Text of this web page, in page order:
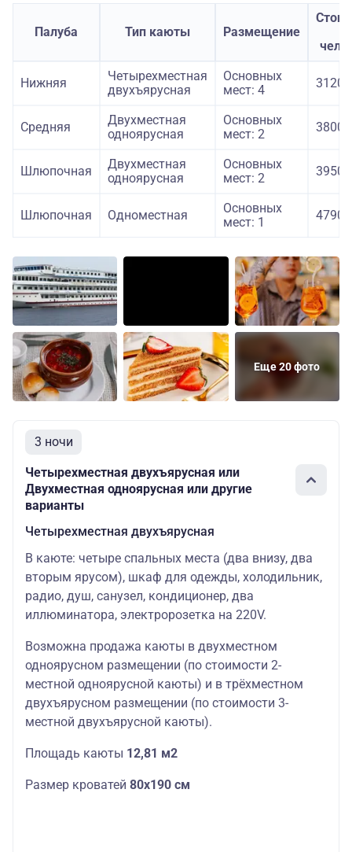
Палуба Тип каюты Размещение
Нижняя
Четырехместная
двухъярусная
Основных
мест: 4
Средняя
Двухместная
одноярусная
Основных
мест: 2
Шлюпочная
Двухместная
одноярусная
Основных
мест: 2
Шлюпочная Одноместная
Основных
мест: 1
Еще 20 фото
3 ночи
Четырехместная двухъярусная или
Двухместная одноярусная или другие
варианты
Четырехместная двухъярусная
В каюте: четыре спальных места (два внизу, два
вторым ярусом), шкаф для одежды, холодильник,
радио, душ, санузел, кондиционер, два
иллюминатора, электророзетка на 220V.
Возможна продажа каюты в двухместном
одноярусном размещении (по стоимости 2-
местной одноярусной каюты) и в трёхместном
двухъярусном размещении (по стоимости 3-
местной двухъярусной каюты).
Площадь каюты 12,81 м2
Размер кроватей 80х190 см